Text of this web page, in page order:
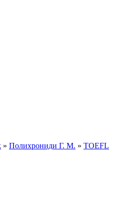
» Полихрониди Г. М. » TOEFL